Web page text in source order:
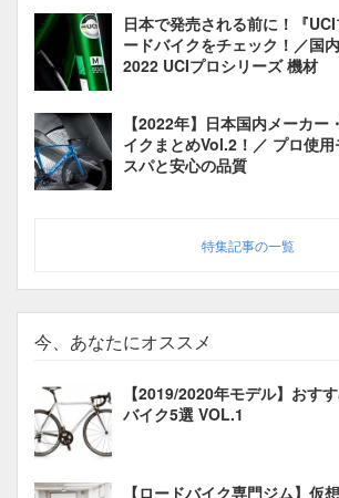
日本で発売される前に！『
ードバイクをチェック！／国
2022 UCIプロシリーズ 機材
【2022年】日本国内メーカー
イクまとめVol.2！／ プロ使
スパと安心の品質
特集記事の一覧
今、あなたにオススメ
【2019/2020年モデル】おす
バイク5選 VOL.1
【ロードバイク専門ジム】仮